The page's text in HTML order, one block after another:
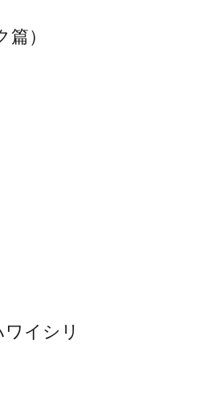
）
イシリ